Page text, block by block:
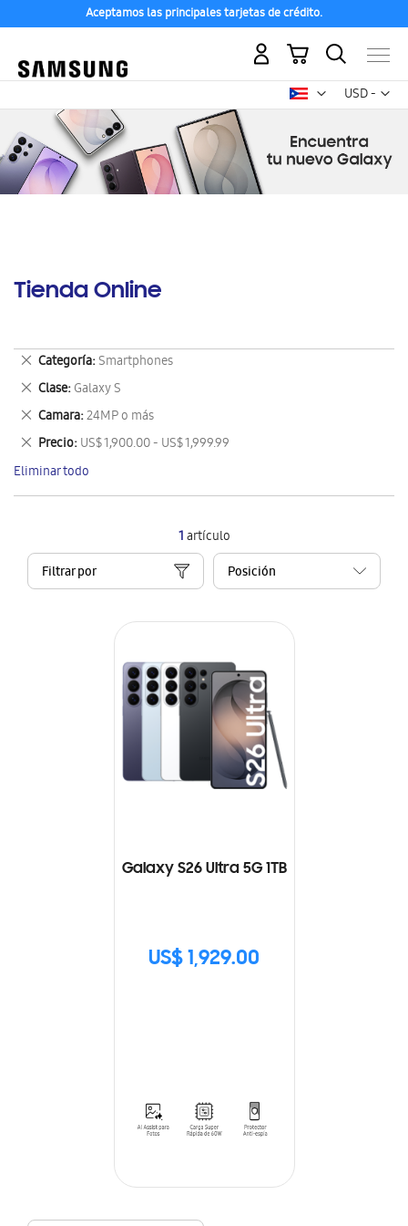
Aceptamos las principales tarjetas de crédito.
USD -
dólar
Mi carrito
Tienda Online
1artículo
Filtrar por
Galaxy S26 Ultra 5G 1TB
US$ 1,929.00
Categoría Smartphones
Eliminar
este
artículo
Clase Galaxy S
Eliminar
este
artículo
Camara 24MP o más
Eliminar
este
artículo
Precio US$ 1,900.00 - US$ 1,999.99
Eliminar
este
artículo
Eliminar todo